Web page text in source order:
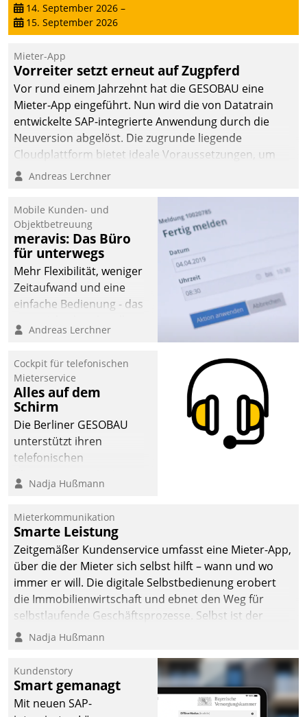
14. September 2026 –
15. September 2026
Mieter-App
Vorreiter setzt erneut auf Zugpferd
Vor rund einem Jahrzehnt hat die GESOBAU eine
Mieter-App eingeführt. Nun wird die von Datatrain
entwickelte SAP-integrierte Anwendung durch die
Neuversion abgelöst. Die zugrunde liegende
Cloudplattform bietet ideale Voraussetzungen, um
die Funktionalität der App zu erweitern und weitere
integrieren.
Andreas Lerchner
Mobile Kunden- und
Objektbetreuung
meravis: Das Büro
für unterwegs
Mehr Flexibilität, weniger
Zeitaufwand und eine
einfache Bedienung - das
Cockpit für mobile
Datatrain. Die meravis
Wohnungsbau- und
Immobilien GmbH hat
sich dabei für den Betrieb
der Lösung über die SAP
Cloud Platform
Unternehmen am
Andreas Lerchner
Cockpit für telefonischen
Mieterservice
Alles auf dem
Schirm
Die Berliner GESOBAU
unterstützt ihren
telefonischen
digitalen Cockpit, das
passende Fragen und
Schlagworte auswirft.
Eine intuitive
Dialogführung ermöglicht
dem externen
Serviceteam, Anrufe von
Mietenden zügiger und
effizienter zu bearbeiten.
Nadja Hußmann
Mieterkommunikation
Smarte Leistung
Zeitgemäßer Kundenservice umfasst eine Mieter-App,
über die der Mieter sich selbst hilft – wann und wo
immer er will. Die digitale Selbstbedienung erobert
die Immobilienwirtschaft und ebnet den Weg für
selbstlaufende Geschäftsprozesse. Selbst ist der
Kunde und smart der Serviceanbieter.
Nadja Hußmann
Kundenstory
Smart gemanagt
Mit neuen SAP-